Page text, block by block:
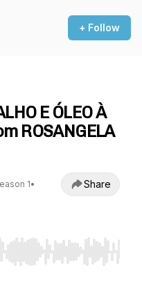
+ Follow
E ÓLEO À
ROSANGELA
1•
Share
Home/End to jump to